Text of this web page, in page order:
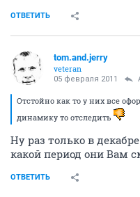
ОТВЕТИТЬ
tom.and.jerry
veteran
05 февраля 2011
Отстойно как то у них все
динамику то отследить
Ну раз только в
какой период они Вам
ОТВЕТИТЬ